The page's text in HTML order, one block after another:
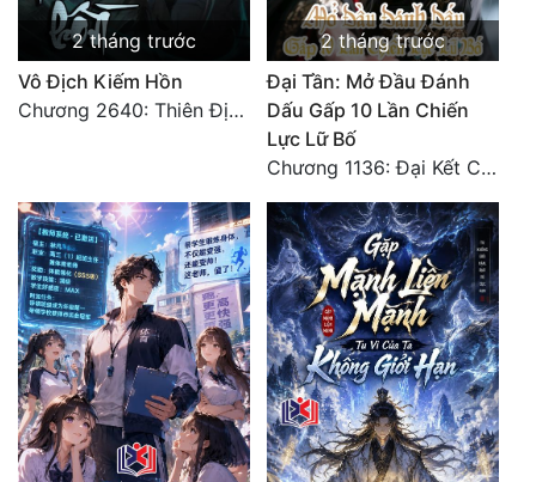
2 tháng trước
Vô Địch Kiếm Hồn
Chương 2640: Thiên Địa Kỷ Nguyên (Đại Kết Cục)
2 tháng trước
Đại Tần: Mở Đầu Đánh
Dấu Gấp 10 Lần Chiến
Lực Lữ Bố
Chương 1136: Đại Kết Cục